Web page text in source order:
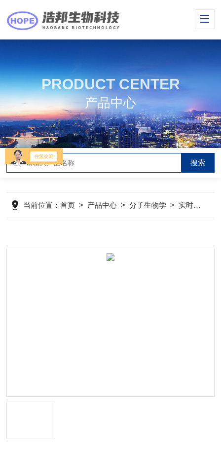
PRODUCT CENTER
产品中心
当前位置：首页 > 产品中心 >分子生物学 > 实时荧光定量PCR系统